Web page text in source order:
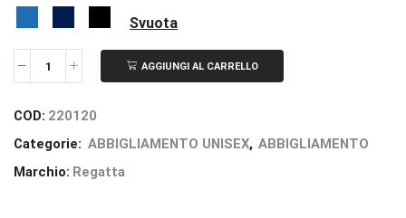
Svuota
AGGIUNGI AL CARRELLO
COD: 220120
Categorie: ABBIGLIAMENTO UNISEX, ABBIGLIAMENTO
Marchio: Regatta